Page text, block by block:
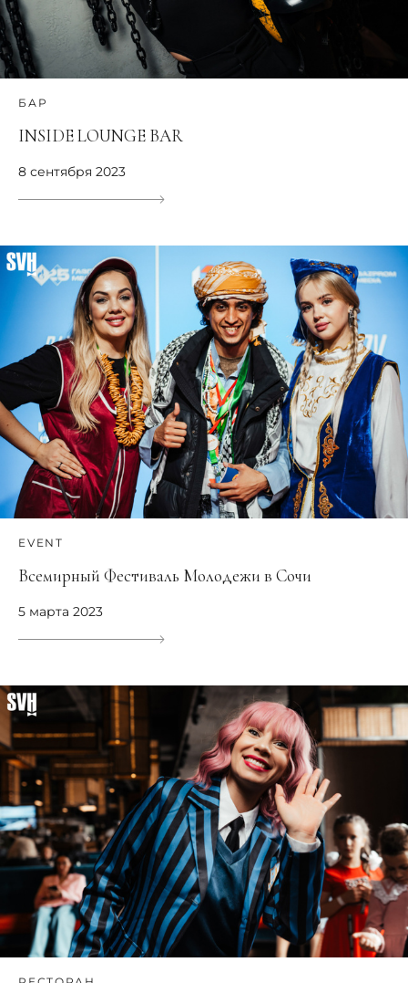
БАР
INSIDE LOUNGE BAR
8 сентября 2023
EVENT
Всемирный Фестиваль Молодежи в Сочи
5 марта 2023